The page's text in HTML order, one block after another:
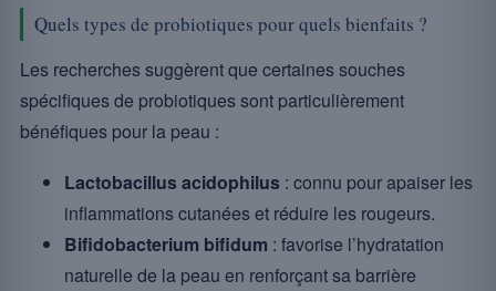
Quels types de probiotiques pour quels bienfaits ?
Les recherches suggèrent que certaines souches
spécifiques de probiotiques sont particulièrement
bénéfiques pour la peau :
Lactobacillus acidophilus : connu pour apaiser les
inflammations cutanées et réduire les rougeurs.
Bifidobacterium bifidum : favorise l’hydratation
naturelle de la peau en renforçant sa barrière